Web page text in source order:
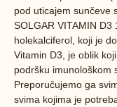
pod uticajem sunčeve
SOLGAR VITAMIN
holekalciferol, koji je
Vitamin D3, je oblik
podršku imunološkom
Preporučujemo ga
svima kojima je